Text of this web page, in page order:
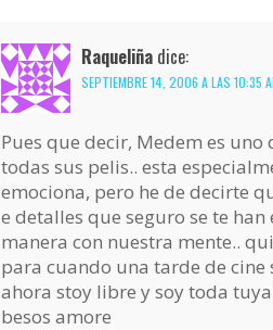
Raqueliña dice:
SEPTIEMBRE 14, 2006 A LAS 10:35
Pues que decir, Medem es
todas sus pelis.. esta
emociona, pero he de decirte
e detalles que seguro se te
manera con nuestra mente..
para cuando una tarde de cine
ahora stoy libre y soy toda
besos amore